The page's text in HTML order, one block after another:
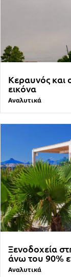
Κεραυνός και
εικόνα
Αναλυτικά
Ξενοδοχεία
άνω του 90%
Αναλυτικά